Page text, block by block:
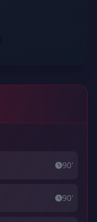
90'
90'